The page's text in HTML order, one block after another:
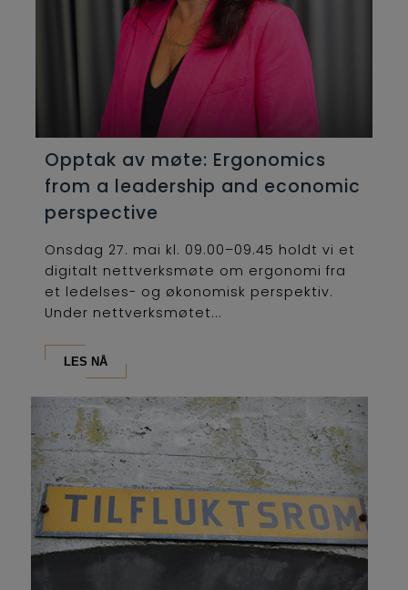
Opptak av møte: Ergonomics
from a leadership and economic
perspective
Onsdag 27. mai kl. 09.00–09.45 holdt vi et
digitalt nettverksmøte om ergonomi fra
et ledelses- og økonomisk perspektiv.
Under nettverksmøtet...
LES NÅ